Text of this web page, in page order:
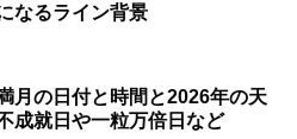
なるライン背景
月の日付と時間と2026年の天
成就日や一粒万倍日など